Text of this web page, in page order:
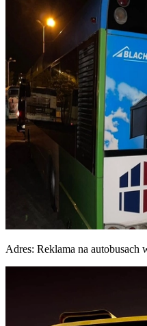
Adres: Reklama na autobusach